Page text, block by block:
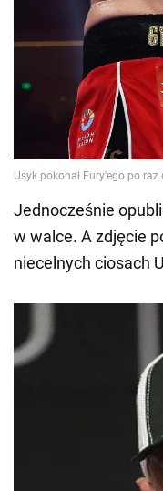
Jednocześnie
w walce. A zdjęcie
niecelnych ciosach